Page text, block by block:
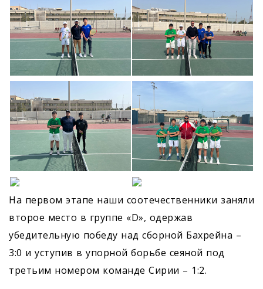
На первом этапе наши соотечественники заняли
второе место в группе «D», одержав
убедительную победу над сборной Бахрейна –
3:0 и уступив в упорной борьбе сеяной под
третьим номером команде Сирии – 1:2.